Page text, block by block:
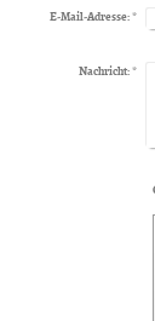
E-Mail-Adresse:*
Nachricht:*